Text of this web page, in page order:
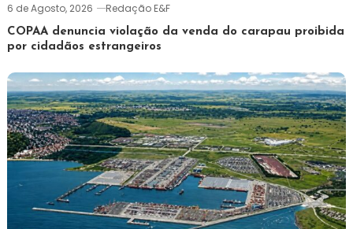
6 de Agosto, 2026
Redação E&F
COPAA denuncia violação da venda do carapau proibida
por cidadãos estrangeiros